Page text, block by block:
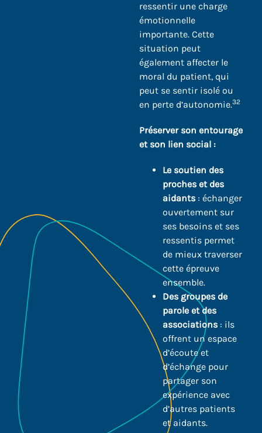
ressentir une charge
émotionnelle
importante. Cette
situation peut
également affecter le
moral du patient, qui
peut se sentir isolé ou
en perte d’autonomie.32
Préserver son entourage
et son lien social :
Le soutien des
proches et des
aidants: échanger
ouvertement sur
ses besoins et ses
ressentis permet
de mieux traverser
cette épreuve
ensemble.
Des groupes de
parole et des
associations: ils
offrent un espace
d’écoute et
d’échange pour
partager son
expérience avec
d’autres patients
et aidants.